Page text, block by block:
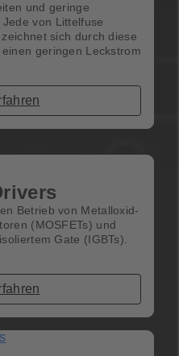
und geringe
von Littelfuse
sich durch diese
geringen Leckstrom
Betrieb von Metalloxid-
(MOSFETs) und
Gate (IGBTs).